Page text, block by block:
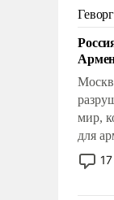
перед
мир,
для
Мир, где